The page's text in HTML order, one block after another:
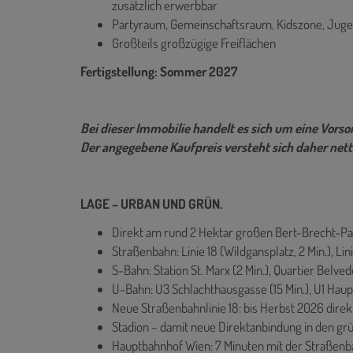
zusätzlich erwerbbar
Partyraum, Gemeinschaftsraum, Kidszone,
Großteils großzügige Freiflächen
Fertigstellung: Sommer 2027
Bei dieser Immobilie handelt es sich um eine
Der angegebene Kaufpreis versteht sich daher
LAGE – URBAN UND GRÜN.
Direkt am rund 2 Hektar großen Bert-Brecht-
Straßenbahn: Linie 18 (Wildgansplatz, 2 Min.),
S-Bahn: Station St. Marx (2 Min.), Quartier
U-Bahn: U3 Schlachthausgasse (15 Min.), U1
Neue Straßenbahnlinie 18: bis Herbst 2026
Stadion – damit neue Direktanbindung in den
Hauptbahnhof Wien: 7 Minuten mit der